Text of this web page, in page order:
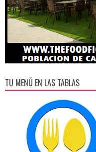
TU MENÚ EN LAS TABLAS